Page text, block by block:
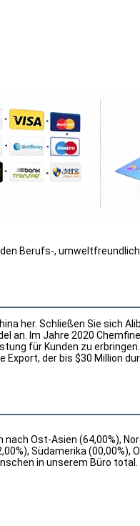
Berufs-,
her. Schließen Sie sich
an. Im Jahre 2020
für Kunden zu
Export, der bis $30 Million
Ost-Asien (64,00%),
Südamerika (00,00%),
in unserem Büro total.